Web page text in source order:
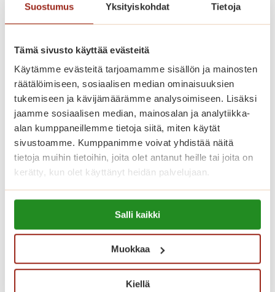
Suostumus Yksityiskohdat Tietoja
Tämä sivusto käyttää evästeitä
Käytämme evästeitä tarjoamamme sisällön ja mainosten
räätälöimiseen, sosiaalisen median ominaisuuksien
tukemiseen ja kävijämäärämme analysoimiseen. Lisäksi
jaamme sosiaalisen median, mainosalan ja analytiikka-
alan kumppaneillemme tietoja siitä, miten käytät
sivustoamme. Kumppanimme voivat yhdistää näitä
tietoja muihin tietoihin, joita olet antanut heille tai joita on
kerätty, kun olet käyttänyt heidän palvelujaan.
Lue lisää evästeistä:
https://sagacare.fi/evasteet/
Salli kaikki
Muokkaa
Kiellä
Päiväkahvit puutarhassa ja Le
Canzoni Sempreverdi -konsertti
Kesän kauneimpana päivänä nautimme
päiväkahvit Saga Kaskenpuiston vehreässä
puutarhassa pihlajien katveessa italialaisten
ikivihreiden aarioiden sekä iskelmien
soidessa.
i
ä